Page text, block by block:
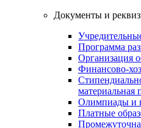
Документы и
Программа
Организация
Финансово-
материальная
Олимпиады и
Платные